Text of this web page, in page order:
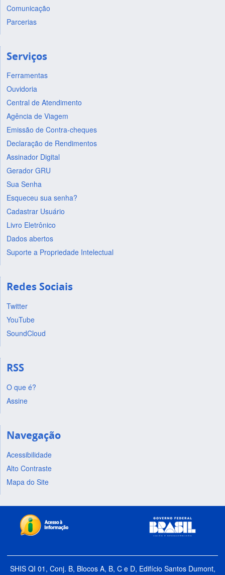
Comunicação
Parcerias
Serviços
Ferramentas
Ouvidoria
Central de Atendimento
Agência de Viagem
Emissão de Contra-cheques
Declaração de Rendimentos
Assinador Digital
Gerador GRU
Sua Senha
Esqueceu sua senha?
Cadastrar Usuário
Livro Eletrônico
Dados abertos
Suporte a Propriedade Intelectual
Redes Sociais
Twitter
YouTube
SoundCloud
RSS
O que é?
Assine
Navegação
Acessibilidade
Alto Contraste
Mapa do Site
SHIS QI 01, Conj. B, Blocos A, B, C e D, Edifício Santos Dumont,